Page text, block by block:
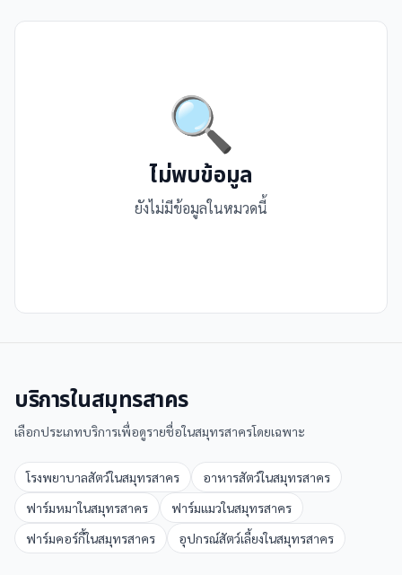
🔍
ไม่พบข้อมูล
ยังไม่มีข้อมูลในหมวดนี้
บริการในสมุทรสาคร
เลือกประเภทบริการเพื่อดูรายชื่อในสมุทรสาครโดยเฉพาะ
โรงพยาบาลสัตว์ในสมุทรสาคร อาหารสัตว์ในสมุทรสาคร
ฟาร์มหมาในสมุทรสาคร ฟาร์มแมวในสมุทรสาคร
ฟาร์มคอร์กี้ในสมุทรสาคร อุปกรณ์สัตว์เลี้ยงในสมุทรสาคร